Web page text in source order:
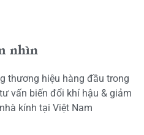
nhìn
thương hiệu hàng đầu trong
vấn biến đổi khí hậu & giảm
kính tại Việt Nam